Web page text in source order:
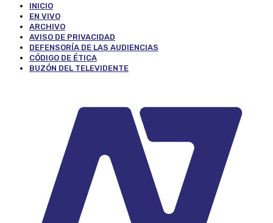
INICIO
EN VIVO
ARCHIVO
AVISO DE PRIVACIDAD
DEFENSORÍA DE LAS AUDIENCIAS
CÓDIGO DE ÉTICA
BUZÓN DEL TELEVIDENTE